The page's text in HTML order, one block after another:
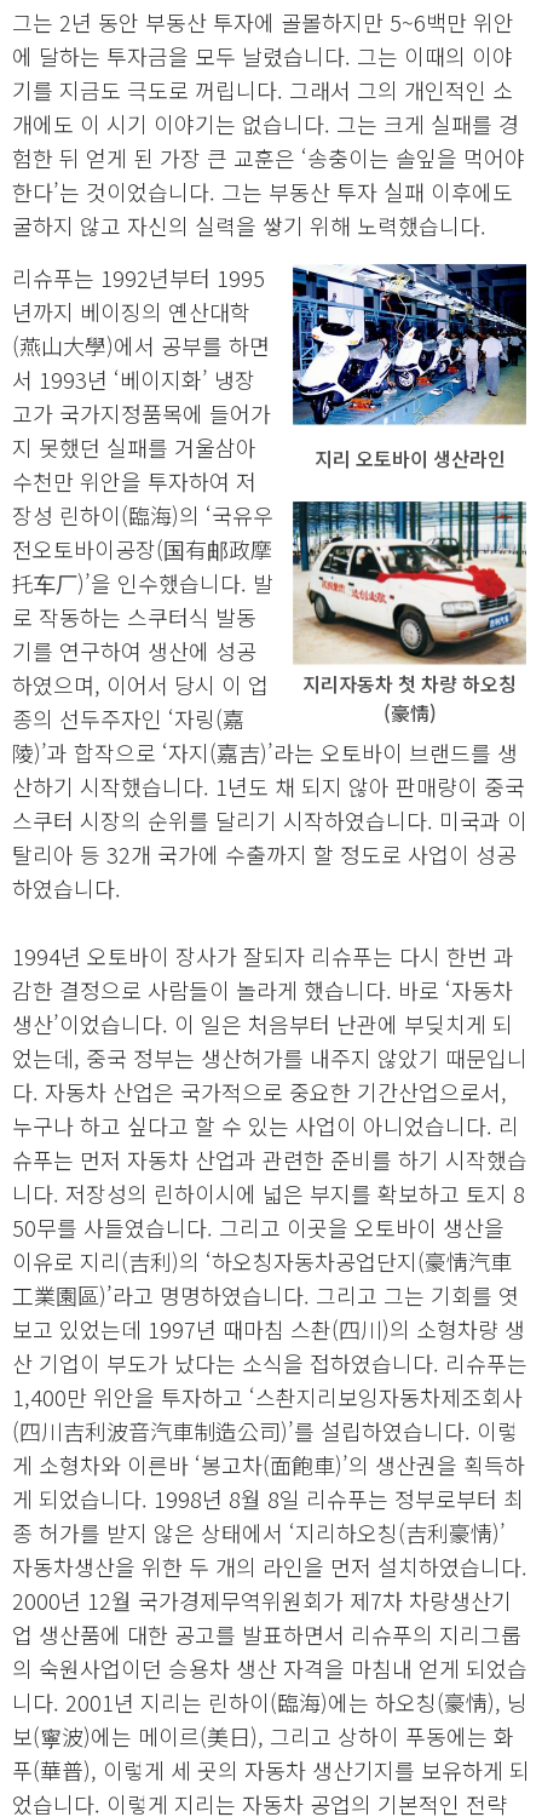
그는 2년 동안 부동산 투자에 골몰하지만 5~6백만 위안
에 달하는 투자금을 모두 날렸습니다. 그는 이때의 이야
기를 지금도 극도로 꺼립니다. 그래서 그의 개인적인 소
개에도 이 시기 이야기는 없습니다. 그는 크게 실패를 경
험한 뒤 얻게 된 가장 큰 교훈은 ‘송충이는 솔잎을 먹어야
한다’는 것이었습니다. 그는 부동산 투자 실패 이후에도
굴하지 않고 자신의 실력을 쌓기 위해 노력했습니다.
지리 오토바이 생산라인
지리자동차 첫 차량 하오칭
(豪情)
리슈푸는 1992년부터 1995
년까지 베이징의 옌산대학
(燕山大學)에서 공부를 하면
서 1993년 ‘베이지화’ 냉장
고가 국가지정품목에 들어가
지 못했던 실패를 거울삼아
수천만 위안을 투자하여 저
장성 린하이(臨海)의 ‘국유우
전오토바이공장(国有邮政摩
托车厂)’을 인수했습니다. 발
로 작동하는 스쿠터식 발동
기를 연구하여 생산에 성공
하였으며, 이어서 당시 이 업
종의 선두주자인 ‘자링(嘉
陵)’과 합작으로 ‘자지(嘉吉)’라는 오토바이 브랜드를 생
산하기 시작했습니다. 1년도 채 되지 않아 판매량이 중국
스쿠터 시장의 순위를 달리기 시작하였습니다. 미국과 이
탈리아 등 32개 국가에 수출까지 할 정도로 사업이 성공
하였습니다.
1994년 오토바이 장사가 잘되자 리슈푸는 다시 한번 과
감한 결정으로 사람들이 놀라게 했습니다. 바로 ‘자동차
생산’이었습니다. 이 일은 처음부터 난관에 부딪치게 되
었는데, 중국 정부는 생산허가를 내주지 않았기 때문입니
다. 자동차 산업은 국가적으로 중요한 기간산업으로서,
누구나 하고 싶다고 할 수 있는 사업이 아니었습니다. 리
슈푸는 먼저 자동차 산업과 관련한 준비를 하기 시작했습
니다. 저장성의 린하이시에 넓은 부지를 확보하고 토지 8
50무를 사들였습니다. 그리고 이곳을 오토바이 생산을
이유로 지리(吉利)의 ‘하오칭자동차공업단지(豪情汽車
工業園區)’라고 명명하였습니다. 그리고 그는 기회를 엿
보고 있었는데 1997년 때마침 스촨(四川)의 소형차량 생
산 기업이 부도가 났다는 소식을 접하였습니다. 리슈푸는
1,400만 위안을 투자하고 ‘스촨지리보잉자동차제조회사
(四川吉利波音汽車制造公司)’를 설립하였습니다. 이렇
게 소형차와 이른바 ‘봉고차(面飽車)’의 생산권을 획득하
게 되었습니다. 1998년 8월 8일 리슈푸는 정부로부터 최
종 허가를 받지 않은 상태에서 ‘지리하오칭(吉利豪情)’
자동차생산을 위한 두 개의 라인을 먼저 설치하였습니다.
2000년 12월 국가경제무역위원회가 제7차 차량생산기
업 생산품에 대한 공고를 발표하면서 리슈푸의 지리그룹
의 숙원사업이던 승용차 생산 자격을 마침내 얻게 되었습
니다. 2001년 지리는 린하이(臨海)에는 하오칭(豪情), 닝
보(寧波)에는 메이르(美日), 그리고 상하이 푸동에는 화
푸(華普), 이렇게 세 곳의 자동차 생산기지를 보유하게 되
었습니다. 이렇게 지리는 자동차 공업의 기본적인 전략